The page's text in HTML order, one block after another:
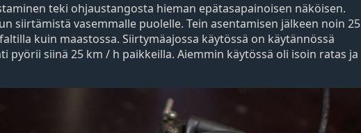
teki ohjaustangosta hieman epätasapainoisen näköisen.
siirtämistä vasemmalle puolelle. Tein asentamisen jälkeen noin 25
kuin maastossa. Siirtymäajossa käytössä on käytännössä
pyörii siinä 25 km / h paikkeilla. Aiemmin käytössä oli isoin ratas ja